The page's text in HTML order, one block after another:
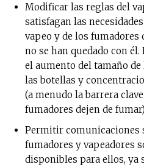
Modificar las reglas del
satisfagan las
vapeo y de los fumadores
no se han quedado con
el aumento del tamaño
las botellas y
(a menudo la barrera
fumadores dejen de
Permitir comunicaciones
fumadores y vapeadores
disponibles para ellos, ya